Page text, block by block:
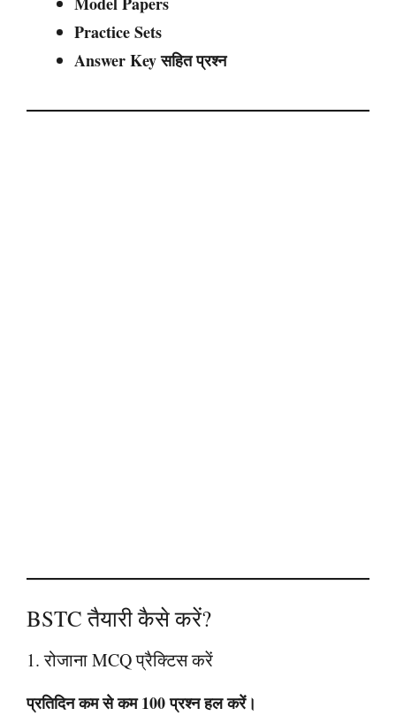
Practice Sets
Answer Key सहित प्रश्न
BSTC तैयारी कैसे करें?
1. रोजाना MCQ प्रैक्टिस करें
प्रतिदिन कम से कम 100 प्रश्न हल करें।